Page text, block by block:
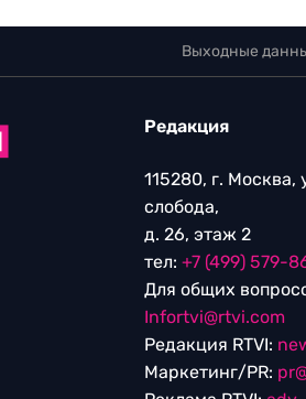
Выходные
Редакция
115280, г. Москва,
слобода,
д. 26, этаж 2
тел: +7 (499) 579-
Для общих
Infortvi@rtvi.com
Редакция RTVI:
Маркетинг/PR: